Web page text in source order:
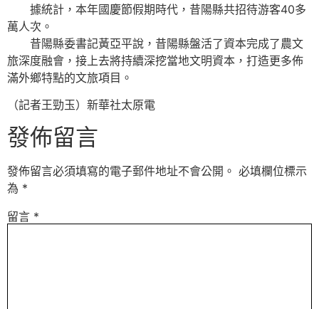
據統計，本年國慶節假期時代，昔陽縣共招待游客40多
萬人次。
昔陽縣委書記黃亞平說，昔陽縣盤活了資本完成了農文
旅深度融會，接上去將持續深挖當地文明資本，打造更多佈
滿外鄉特點的文旅項目。
（記者王勁玉）新華社太原電
發佈留言
發佈留言必須填寫的電子郵件地址不會公開。 必填欄位標示
為 *
留言 *